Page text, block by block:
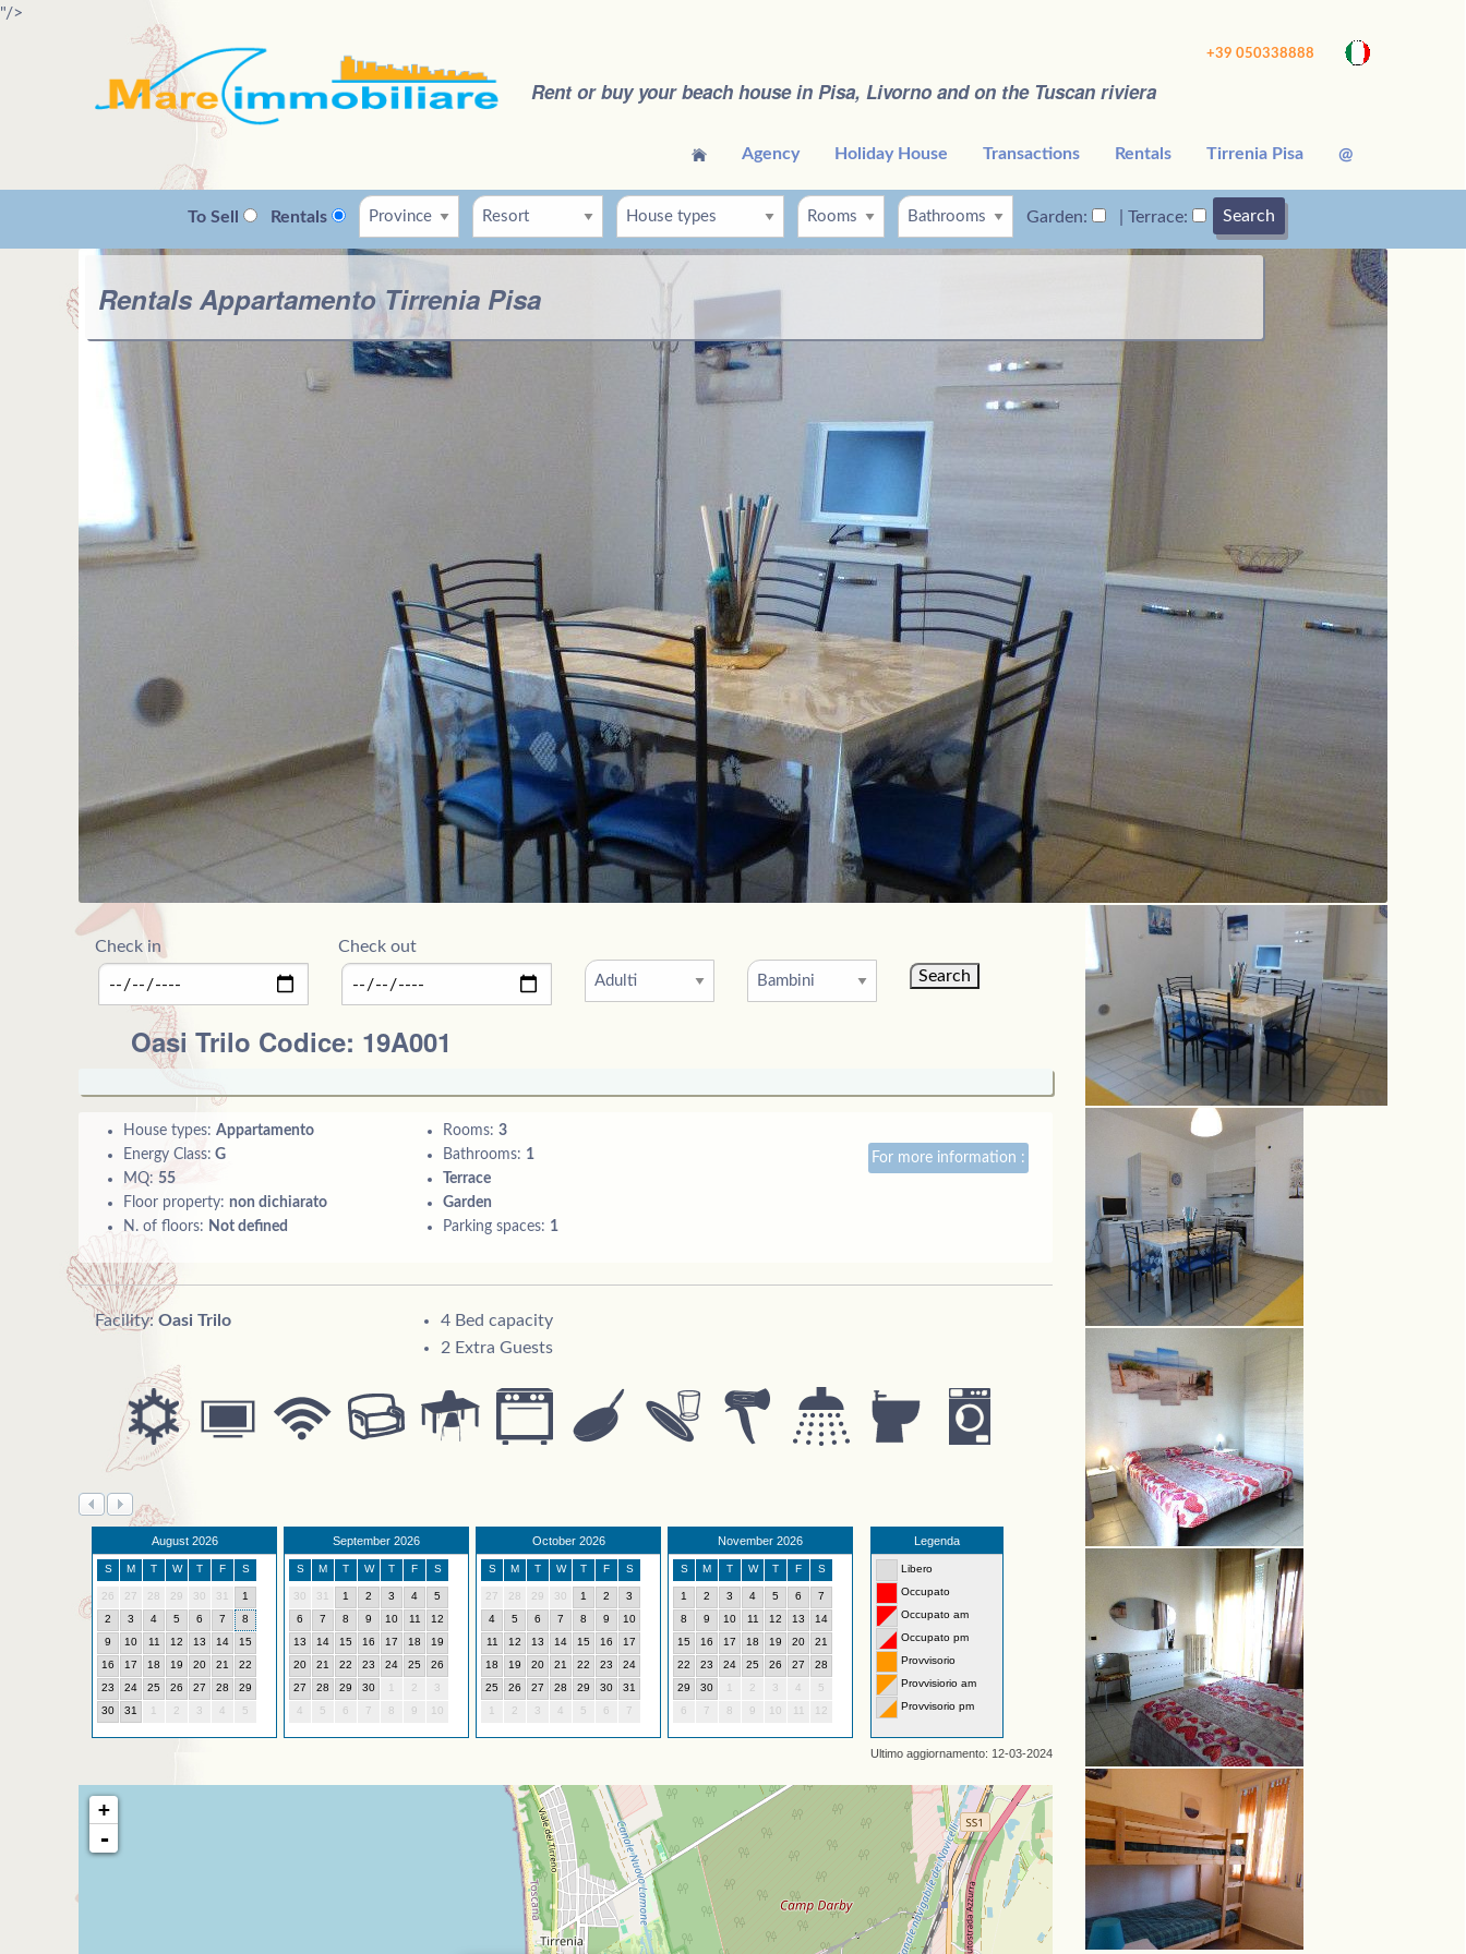
"/>
+39 050338888
Rent or buy your beach house in Pisa, Livorno and on the Tuscan riviera
Agency Holiday House Transactions Rentals Tirrenia Pisa @
To Sell Rentals Garden: | Terrace: Search
Rentals Appartamento Tirrenia Pisa
Check in Check out
Oasi Trilo Codice: 19A001
House types: Appartamento
Energy Class: G
MQ: 55
Floor property: non dichiarato
N. of floors: Not defined
Rooms:3
Bathrooms: 1
Terrace
Garden
Parking spaces: 1
For more information :
Facility: Oasi Trilo
4 Bed capacity
2 Extra Guests
August 2026
S M T W T F S
26 27 28 29 30 31
1
2
3 4 5 6 7
8
9
10 11 12 13 14
15
16
17 18 19 20 21
22
23
24 25 26 27 28
29
30
31 1 2 3 4 5
September 2026
S M T W T F S
30 31 1 2 3 4
5
6
7 8 9 10 11
12
13
14 15 16 17 18
19
20
21 22 23 24 25
26
27
28 29 30 1 2
3
4
5 6 7 8 9 10
October 2026
S M T W T F S
27 28 29 30 1 2
3
4
5 6 7 8 9
10
11
12 13 14 15 16
17
18
19 20 21 22 23
24
25
26 27 28 29 30
31
1
2 3 4 5 6 7
November 2026
S M T W T F S
1 2 3 4 5 6
7
8
9 10 11 12 13
14
15
16 17 18 19 20
21
22
23 24 25 26 27
28
29
30 1 2 3 4
5
6
7 8 9 10 11 12
Legenda
Libero
Occupato
Occupato am
Occupato pm
Provvisorio
Provvisiorio am
Provvisorio pm
Ultimo aggiornamento: 12-03-2024
+
-